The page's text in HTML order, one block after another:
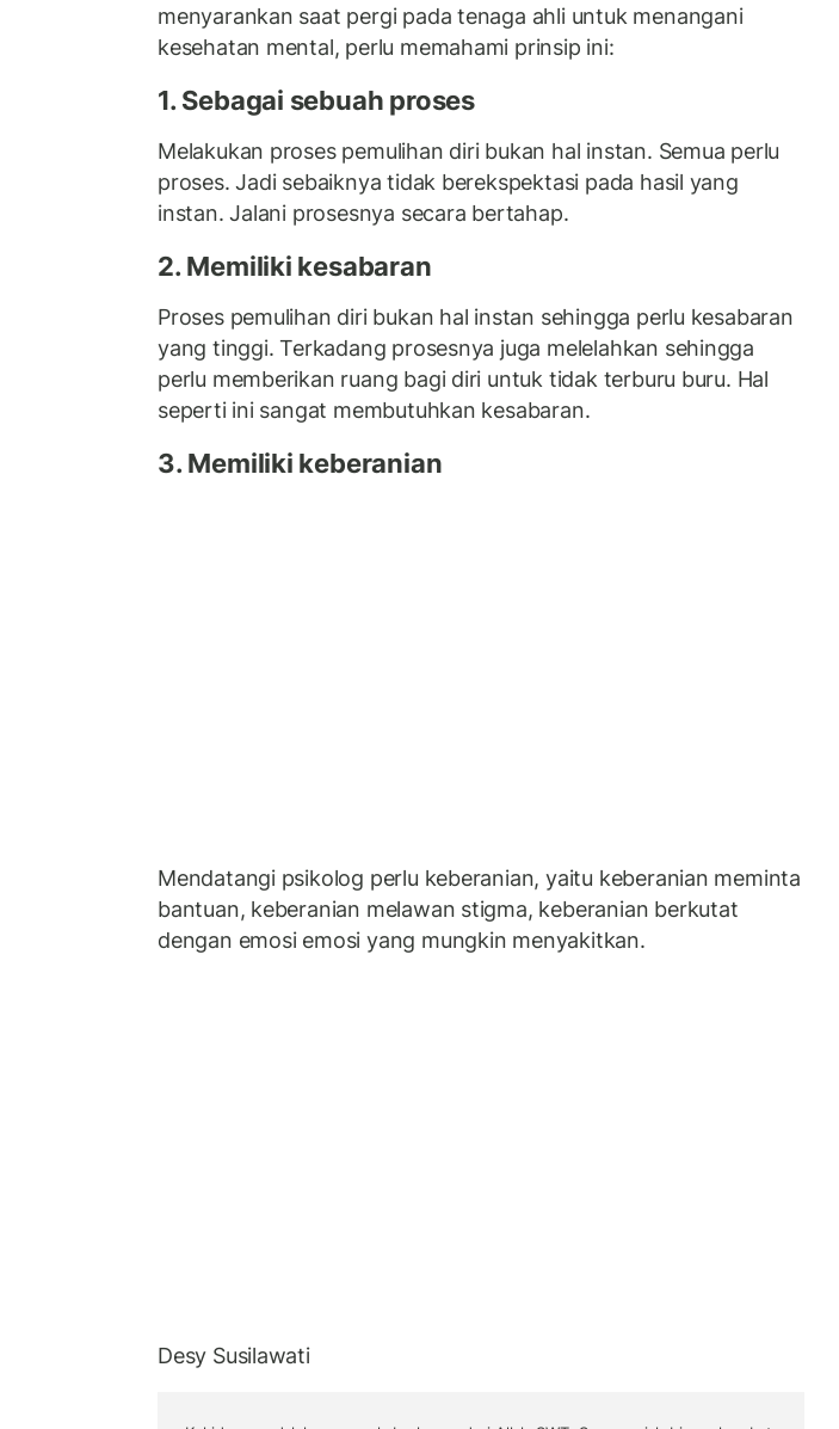
menyarankan saat pergi pada tenaga ahli untuk menangani
kesehatan mental, perlu memahami prinsip ini:
1. Sebagai sebuah proses
Melakukan proses pemulihan diri bukan hal instan. Semua perlu
proses. Jadi sebaiknya tidak berekspektasi pada hasil yang
instan. Jalani prosesnya secara bertahap.
2. Memiliki kesabaran
Proses pemulihan diri bukan hal instan sehingga perlu kesabaran
yang tinggi. Terkadang prosesnya juga melelahkan sehingga
perlu memberikan ruang bagi diri untuk tidak terburu buru. Hal
seperti ini sangat membutuhkan kesabaran.
3. Memiliki keberanian
Mendatangi psikolog perlu keberanian, yaitu keberanian meminta
bantuan, keberanian melawan stigma, keberanian berkutat
dengan emosi emosi yang mungkin menyakitkan.
Desy Susilawati